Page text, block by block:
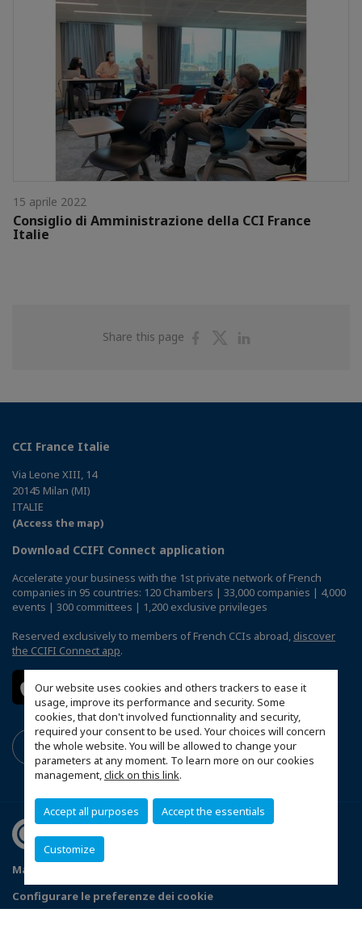
Our website uses cookies and others trackers to ease it
usage, improve its performance and security. Some
cookies, that don't involved functionnality and security,
required your consent to be used. Your choices will concern
the whole website. You will be allowed to change your
parameters at any moment. To learn more on our cookies
management,click on this link.
Accept all purposes Accept the essentials
Customize
15 aprile 2022
Consiglio di Amministrazione della CCI France
Italie
Share this page
ShareShare
CCI France Italie
Via Leone XIII, 14
20145 Milan (MI)
ITALIE
(Access the map)
Download CCIFI Connect application
Accelerate your business with the 1st private network of French
companies in 95 countries: 120 Chambers | 33,000 companies | 4,000
events | 300 committees | 1,200 exclusive privileges
Reserved exclusively to members of French CCIs abroad, discover
the CCIFI Connect app.
Mappa del sito
Configurare le preferenze dei cookie